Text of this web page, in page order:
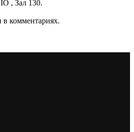
, Зал 130.
комментариях.